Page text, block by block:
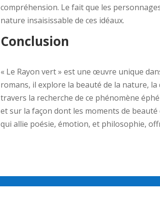
compréhension. Le fait que les
nature insaisissable de ces idéaux.
Conclusion
« Le Rayon vert » est une œuvre unique
romans, il explore la beauté de la nature, la
travers la recherche de ce phénomène
et sur la façon dont les moments de
qui allie poésie, émotion, et philosophie,